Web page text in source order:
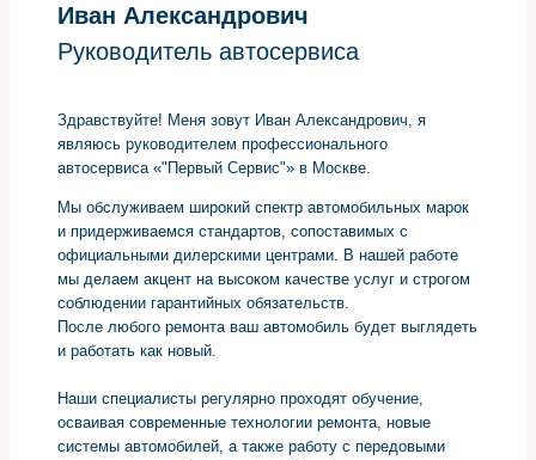
Иван Александрович
Руководитель автосервиса
Здравствуйте! Меня зовут Иван Александрович, я
являюсь руководителем профессионального
автосервиса «"Первый Сервис"» в Москве.
Мы обслуживаем широкий спектр автомобильных марок
и придерживаемся стандартов, сопоставимых с
официальными дилерскими центрами. В нашей работе
мы делаем акцент на высоком качестве услуг и строгом
соблюдении гарантийных обязательств.
После любого ремонта ваш автомобиль будет выглядеть
и работать как новый.
Наши специалисты регулярно проходят обучение,
осваивая современные технологии ремонта, новые
системы автомобилей, а также работу с передовыми